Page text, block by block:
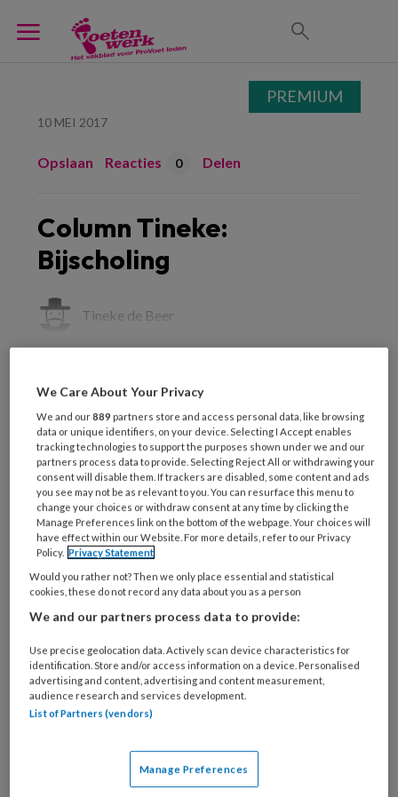
10 MEI 2017
Opslaan Reacties 0 Delen
Column Tineke:
Bijscholing
Tineke de Beer
Bekijk de mogelijkheden
Al abonnee?
PREMIUM
Tineke de Beer
We Care About Your Privacy
We and our889 partners store and access personal data, like browsing
data or unique identifiers, on your device. Selecting I Accept enables
tracking technologies to support the purposes shown under we and our
partners process data to provide. Selecting Reject All or withdrawing your
consent will disable them. If trackers are disabled, some content and ads
you see may not be as relevant to you. You can resurface this menu to
change your choices or withdraw consent at any time by clicking the
Manage Preferences link on the bottom of the webpage. Your choices will
have effect within our Website. For more details, refer to our Privacy
Policy. Privacy Statement
Would you rather not? Then we only place essential and statistical
cookies, these do not record any data about you as a person
We and our partners process data to provide:
Use precise geolocation data. Actively scan device characteristics for
identification. Store and/or access information on a device. Personalised
advertising and content, advertising and content measurement,
audience research and services development.
List of Partners (vendors)
Manage Preferences